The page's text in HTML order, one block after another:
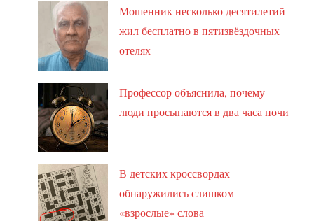
Мошенник несколько десятилетий
жил бесплатно в пятизвёздочных
отелях
Профессор объяснила, почему
люди просыпаются в два часа ночи
В детских кроссвордах
обнаружились слишком
«взрослые» слова